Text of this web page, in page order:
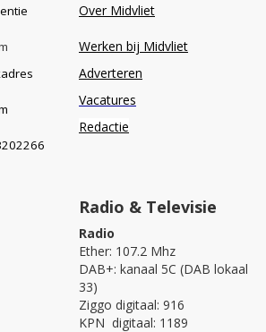
Over Midvliet
Werken bij Midvliet
Adverteren
Vacatures
Redactie
Radio & Televisie
Radio
Ether: 107.2 Mhz
DAB+: kanaal 5C (DAB lokaal
33)
Ziggo digitaal: 916
KPN digitaal: 1189